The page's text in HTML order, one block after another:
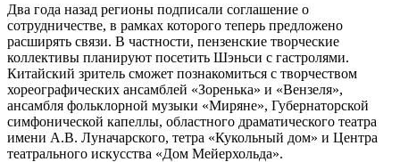
Два года назад регионы подписали соглашение о
сотрудничестве, в рамках которого теперь предложено
расширять связи. В частности, пензенские творческие
коллективы планируют посетить Шэньси с гастролями.
Китайский зритель сможет познакомиться с творчеством
хореографических ансамблей «Зоренька» и «Вензеля»,
ансамбля фольклорной музыки «Миряне», Губернаторской
симфонической капеллы, областного драматического театра
имени А.В. Луначарского, тетра «Кукольный дом» и Центра
театрального искусства «Дом Мейерхольда».